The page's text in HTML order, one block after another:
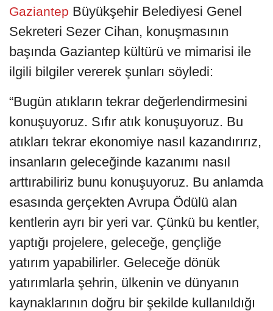
Gaziantep Büyükşehir Belediyesi Genel
Sekreteri Sezer Cihan, konuşmasının
başında Gaziantep kültürü ve mimarisi ile
ilgili bilgiler vererek şunları söyledi:
“Bugün atıkların tekrar değerlendirmesini
konuşuyoruz. Sıfır atık konuşuyoruz. Bu
atıkları tekrar ekonomiye nasıl kazandırırız,
insanların geleceğinde kazanımı nasıl
arttırabiliriz bunu konuşuyoruz. Bu anlamda
esasında gerçekten Avrupa Ödülü alan
kentlerin ayrı bir yeri var. Çünkü bu kentler,
yaptığı projelere, geleceğe, gençliğe
yatırım yapabilirler. Geleceğe dönük
yatırımlarla şehrin, ülkenin ve dünyanın
kaynaklarının doğru bir şekilde kullanıldığı